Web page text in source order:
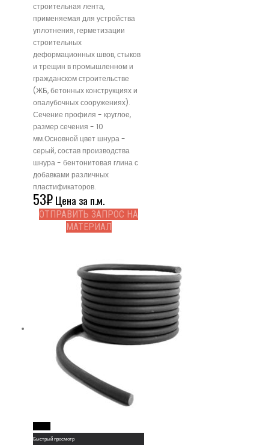
строительная лента,
применяемая для устройства
уплотнения, герметизации
строительных
деформационных швов, стыков
и трещин в промышленном и
гражданском строительстве
(ЖБ, бетонных конструкциях и
опалубочных сооружениях).
Сечение профиля - круглое,
размер сечения - 10
мм.Основной цвет шнура -
серый, состав производства
шнура - бентонитовая глина с
добавками различных
пластификаторов.
53₽Цена за п.м.
ОТПРАВИТЬ ЗАПРОС НА
МАТЕРИАЛ
Быстрый просмотр